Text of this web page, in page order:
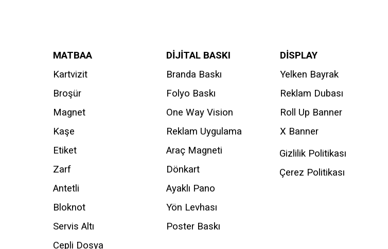
MATBAA
Kartvizit
Broşür
Magnet
Kaşe
Etiket
Zarf
Antetli
Bloknot
Servis Altı
Cepli Dosya
DİJİTAL BASKI
Branda Baskı
Folyo Baskı
One Way Vision
Reklam Uygulama
Araç Magneti
Dönkart
Ayaklı Pano
Yön Levhası
Poster Baskı
DİSPLAY
Yelken Bayrak
Reklam Dubası
Roll Up Banner
X Banner
Gizlilik Politikası
Çerez Politikası